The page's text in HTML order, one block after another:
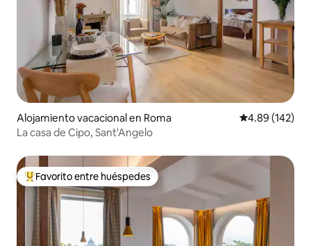
Alojamiento vacacional en Roma Calificación
4.89 (142)
La casa de Cipo, Sant'Angelo
De los mejores en Favorito entre huéspedes
Favorito entre huéspedes